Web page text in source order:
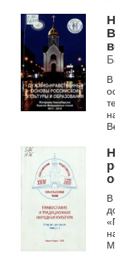
...
В
...
В